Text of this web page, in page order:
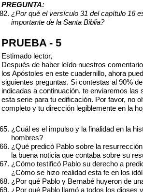
PREGUNTA:
¿Por qué el versículo 31 del capítulo 16
importante de la Santa Biblia?
PRUEBA - 5
Estimado lector,
Después de haber leído nuestros
los Apóstoles en este cuadernillo, ahora
siguientes preguntas. Si contestas al 90%
indicadas a continuación, te enviaremos las
esta serie para tu edificación. Por favor, no
completo y tu dirección legiblemente en la
¿Cuál es el impulso y la finalidad en la
hombres?
¿Qué predicó Pablo sobre la
la buena noticia que contaba sobre su
¿Cómo testificó Pablo su derecho a
¿Cómo se hizo realidad esta fe en los
¿Por qué Pablo y Bernabé huyeron de
¿Por qué Pablo llamó a todos los dioses